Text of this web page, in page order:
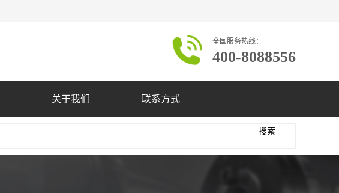
全国服务热线：
400-8088556
关于我们 联系方式
搜索